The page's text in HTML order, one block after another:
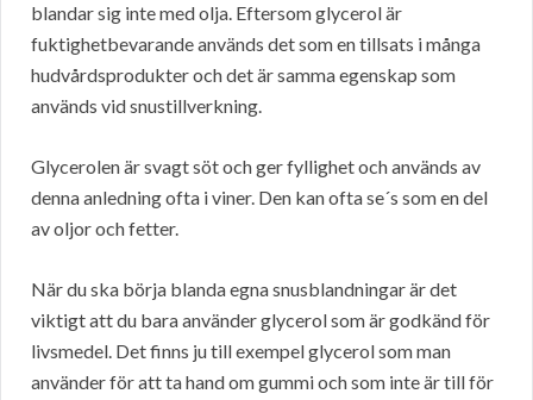
blandar sig inte med olja. Eftersom glycerol är
fuktighetbevarande används det som en tillsats i många
hudvårdsprodukter och det är samma egenskap som
används vid snustillverkning.
Glycerolen är svagt söt och ger fyllighet och används av
denna anledning ofta i viner. Den kan ofta se´s som en del
av oljor och fetter.
När du ska börja blanda egna snusblandningar är det
viktigt att du bara använder glycerol som är godkänd för
livsmedel. Det finns ju till exempel glycerol som man
använder för att ta hand om gummi och som inte är till för